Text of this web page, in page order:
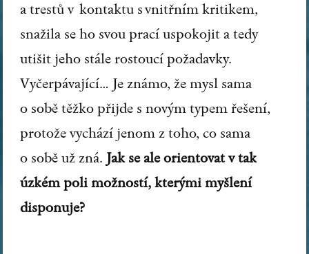
a trestů v kontaktu s vnitřním kritikem,
snažila se ho svou prací uspokojit a tedy
utišit jeho stále rostoucí požadavky.
Vyčerpávající… Je známo, že mysl sama
o sobě těžko přijde s novým typem řešení,
protože vychází jenom z toho, co sama
o sobě už zná. Jak se ale orientovat v tak
úzkém poli možností, kterými myšlení
disponuje?